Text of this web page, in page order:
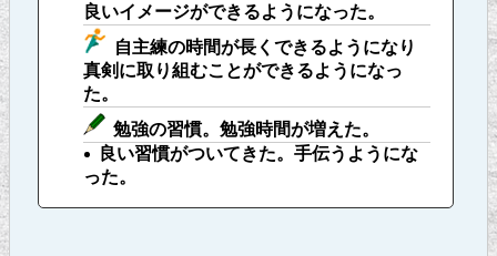
良いイメージができるようになった。
自主練の時間が長くできるようになり
真剣に取り組むことができるようになっ
た。
勉強の習慣。勉強時間が増えた。
良い習慣がついてきた。手伝うようにな
った。